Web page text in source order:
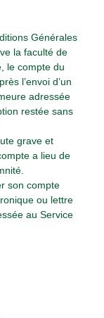
Générales
la faculté de
le compte du
l’envoi d’un
adressée
restée sans
grave et
a lieu de
son compte
ou lettre
au Service